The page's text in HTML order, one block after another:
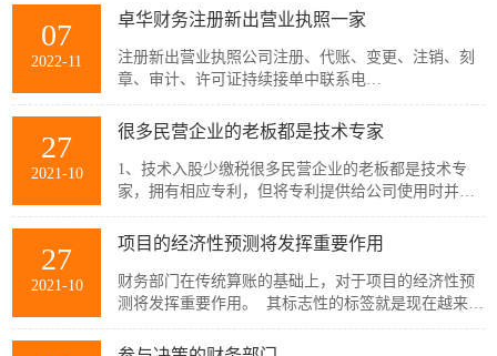
07
2022-11
卓华财务注册新出营业执照一家
注册新出营业执照公司注册、代账、变更、注销、刻
章、审计、许可证持续接单中联系电
话:13488275237...
27
2021-10
很多民营企业的老板都是技术专家
1、技术入股少缴税很多民营企业的老板都是技术专
家，拥有相应专利，但将专利提供给公司使用时并没
有说明该技术属于何种方式使用。建议老板们将技术
专利作价投入注册公司，一方面可以改善公司的财务
后，公司可...
27
2021-10
项目的经济性预测将发挥重要作用
财务部门在传统算账的基础上，对于项目的经济性预
测将发挥重要作用。 其标志性的标签就是现在越来越
多的总会计师进入了企业的决策层，并在投资、撤资
等方面拥有越来越多的话语权。如何进行投资决策，